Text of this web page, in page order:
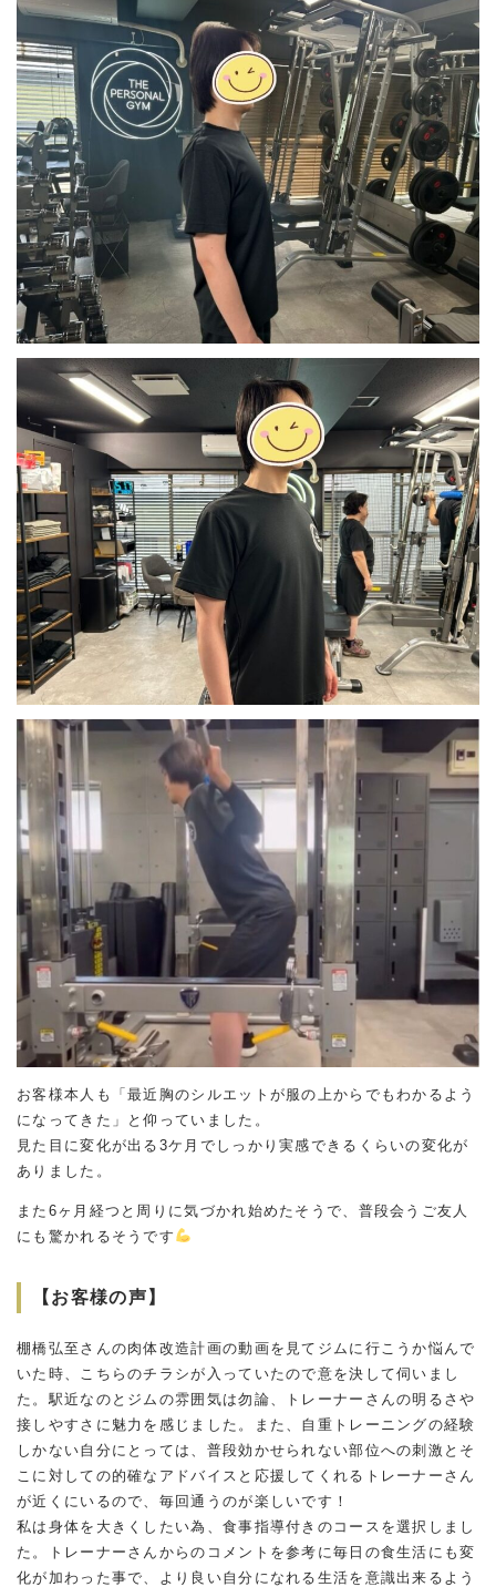
お客様本人も「最近胸のシルエットが服の上からでもわかるよう
になってきた」と仰っていました。
見た目に変化が出る3ケ月でしっかり実感できるくらいの変化が
ありました。
また6ヶ月経つと周りに気づかれ始めたそうで、普段会うご友人
にも驚かれるそうです
【お客様の声】
棚橋弘至さんの肉体改造計画の動画を見てジムに行こうか悩んで
いた時、こちらのチラシが入っていたので意を決して伺いまし
た。駅近なのとジムの雰囲気は勿論、トレーナーさんの明るさや
接しやすさに魅力を感じました。また、自重トレーニングの経験
しかない自分にとっては、普段効かせられない部位への刺激とそ
こに対しての的確なアドバイスと応援してくれるトレーナーさん
が近くにいるので、毎回通うのが楽しいです！
私は身体を大きくしたい為、食事指導付きのコースを選択しまし
た。トレーナーさんからのコメントを参考に毎日の食生活にも変
化が加わった事で、より良い自分になれる生活を意識出来るよう